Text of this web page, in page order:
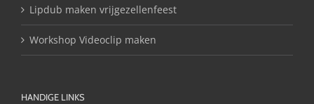
Lipdub maken vrijgezellenfeest
Workshop Videoclip maken
HANDIGE LINKS